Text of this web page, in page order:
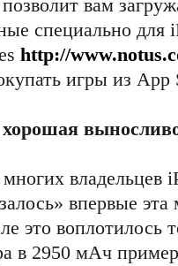
вам
специально для
http://
игры из App
владельцев
впервые эта
это воплотилось
в 2950 мАч